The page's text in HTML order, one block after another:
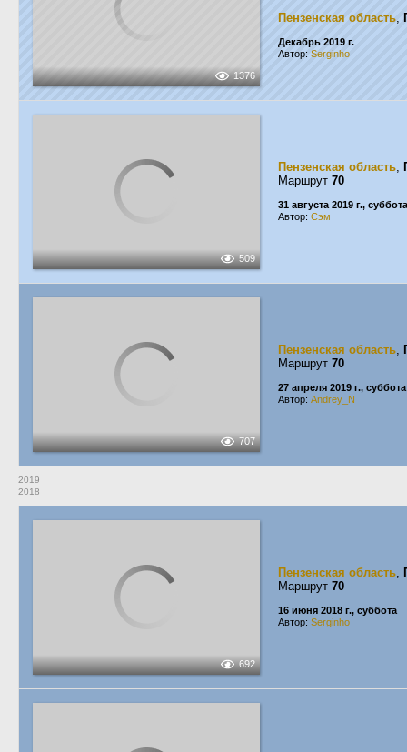
1376
Пензенская область,
Декабрь 2019 г.
Автор: Serginho
509
Пензенская область,
Маршрут 70
31 августа 2019 г., суббота
Автор: Сэм
707
Пензенская область,
Маршрут 70
27 апреля 2019 г., суббота
Автор: Andrey_N
2019
2018
692
Пензенская область,
Маршрут 70
16 июня 2018 г., суббота
Автор: Serginho